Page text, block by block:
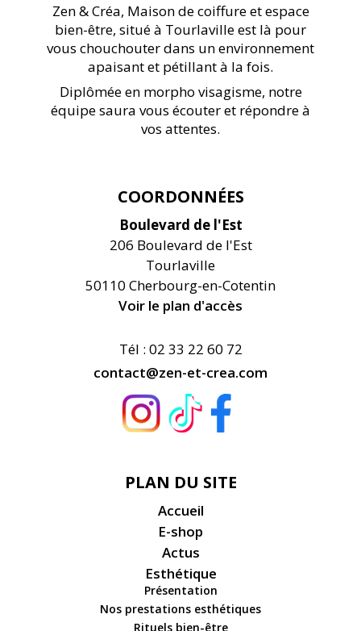
Zen & Créa, Maison de coiffure et espace
bien-être, situé à Tourlaville est là pour
vous chouchouter dans un environnement
apaisant et pétillant à la fois.
Diplômée en morpho visagisme, notre
équipe saura vous écouter et répondre à
vos attentes.
COORDONNÉES
Boulevard de l'Est
206 Boulevard de l'Est
Tourlaville
50110 Cherbourg-en-Cotentin
Voir le plan d'accès
Tél : 02 33 22 60 72
contact@zen-et-crea.com
PLAN DU SITE
Accueil
E-shop
Actus
Esthétique
Présentation
Nos prestations esthétiques
Rituels bien-être